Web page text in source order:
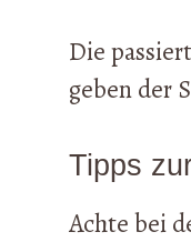
Die
geben der
Tipps
Achte bei